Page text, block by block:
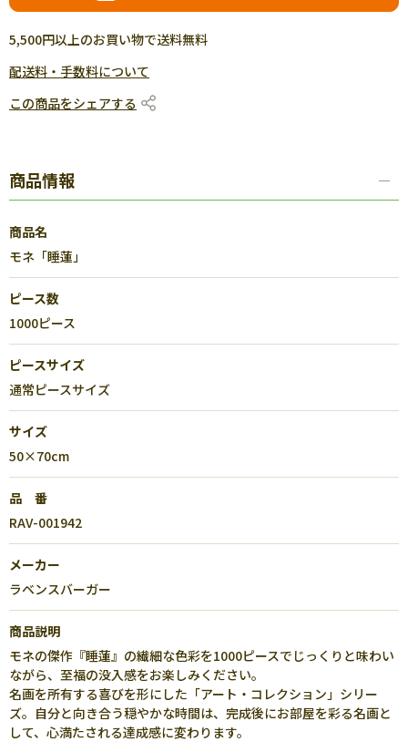
5,500円以上のお買い物で送料無料
配送料・手数料について
この商品をシェアする
商品情報
商品名
モネ「睡蓮」
ピース数
1000ピース
ピースサイズ
通常ピースサイズ
サイズ
50×70cm
品 番
RAV-001942
メーカー
ラベンスバーガー
商品説明
モネの傑作『睡蓮』の繊細な色彩を1000ピースでじっくりと味わい
ながら、至福の没入感をお楽しみください。
名画を所有する喜びを形にした「アート・コレクション」シリー
ズ。自分と向き合う穏やかな時間は、完成後にお部屋を彩る名画と
して、心満たされる達成感に変わります。